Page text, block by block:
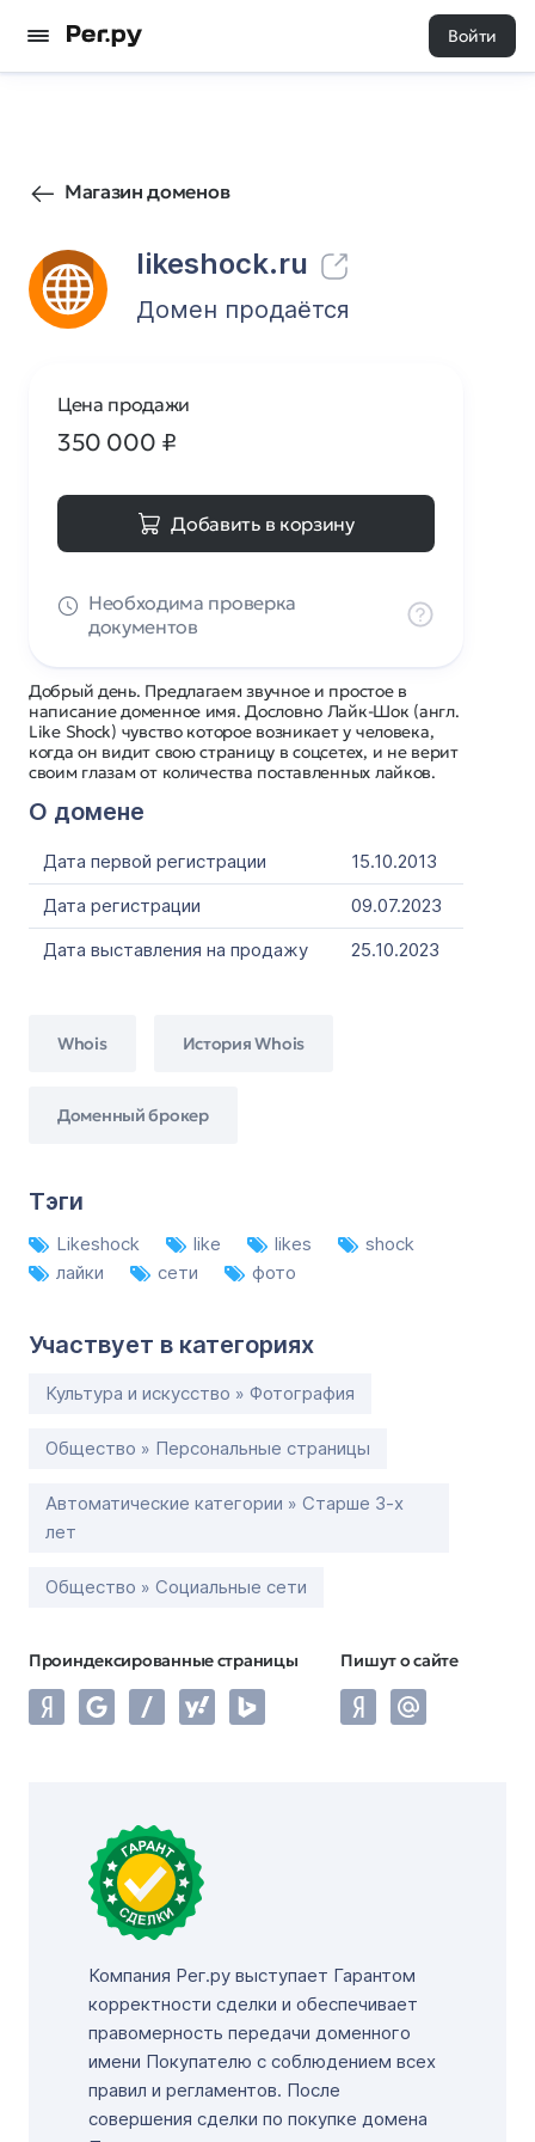
Войти
Магазин доменов
likeshock.ru
13 0
Домен продаётся
Добрый день. Предлагаем звучное и простое в
написание доменное имя. Дословно Лайк-Шок (англ.
Like Shock) чувство которое возникает у человека,
когда он видит свою страницу в соцсетех, и не верит
своим глазам от количества поставленных лайков.
О домене
Дата первой регистрации
15.10.2013
Дата регистрации
09.07.2023
Дата выставления на продажу
25.10.2023
Whois История Whois
Доменный брокер
Тэги
Likeshock like likes
shock
лайки
сети фото
Участвует в категориях
Культура и искусство » Фотография
Общество » Персональные страницы
Автоматические категории » Старше 3-х
лет
Общество » Социальные сети
Проиндексированные страницы Пишут о сайте
Цена продажи
350 000 ₽
Добавить в корзину
Необходима проверка
документов
Компания Рег.ру выступает Гарантом
корректности сделки и обеспечивает
правомерность передачи доменного
имени Покупателю с соблюдением всех
правил и регламентов. После
совершения сделки по покупке домена